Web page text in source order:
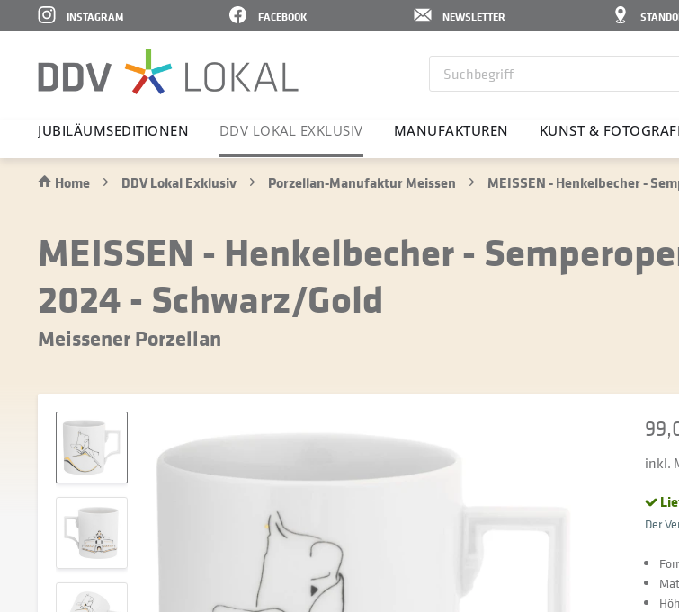
NEWSLETTER
FACEBOOK
INSTAGRAM
JUBI­LÄ­UMS­E­DI­TIONEN DDV LOKAL EXKLUSIV MANU­FAK­TUREN KUNST &
Home DDV Lokal Exklusiv Porzellan-Manufaktur Meissen MEISSEN - Henkelbecher -
MEISSEN - Henkelbecher -
2024 - Schwarz/Gold
Meissener Porzellan
inkl.
Der